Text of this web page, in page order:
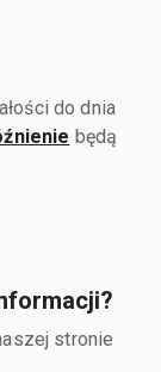
do dnia
będą
stronie